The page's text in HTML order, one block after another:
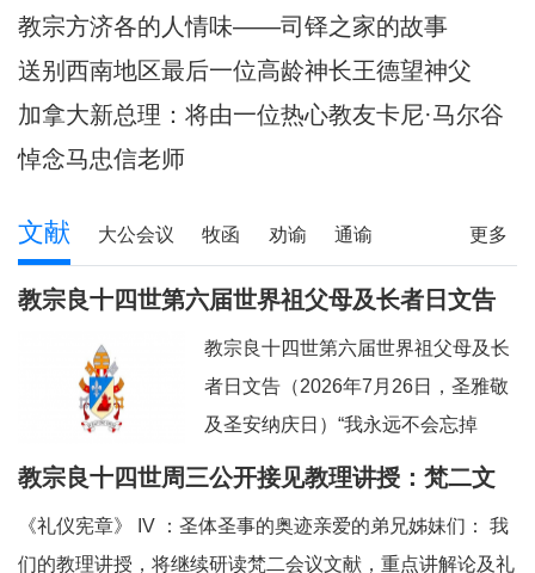
主教的邀请，前去苏州教区主教公署
陪伴当地神父们避
教宗方济各的人情味——司铎之家的故事
送别西南地区最后一位高龄神长王德望神父
加拿大新总理：将由一位热心教友卡尼·马尔谷
担任
悼念马忠信老师
更多
文献 大公会议 牧函 劝谕 通谕
文告 其它
教宗良十四世第六届世界祖父母及长者日文告
教宗良十四世第六届世界祖父母及长
者日文告（2026年7月26日，圣雅敬
及圣安纳庆日）“我永远不会忘掉
你。”（参阅：依四十九 15）亲爱的
的口，许诺祂永远都不会忘掉我们任
教宗良十四世周三公开接见教理讲授：梵二文
《礼仪宪章》 IV ：圣体圣事的奥迹亲爱的弟兄姊妹们： 我
们的教理讲授，将继续研读梵二会议文献，重点讲解论及礼